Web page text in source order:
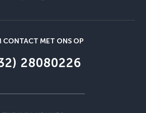
CONTACT MET ONS OP
28080226